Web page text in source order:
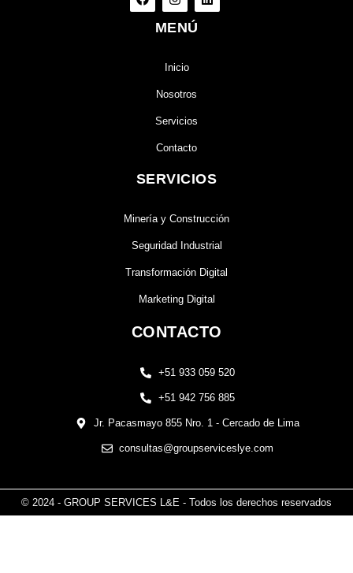
MENÚ
Inicio
Nosotros
Servicios
Contacto
SERVICIOS
Minería y Construcción
Seguridad Industrial
Transformación Digital
Marketing Digital
CONTACTO
+51 933 059 520
+51 942 756 885
Jr. Pacasmayo 855 Nro. 1 - Cercado de Lima
consultas@groupserviceslye.com
© 2024 - GROUP SERVICES L&E - Todos los derechos reservados